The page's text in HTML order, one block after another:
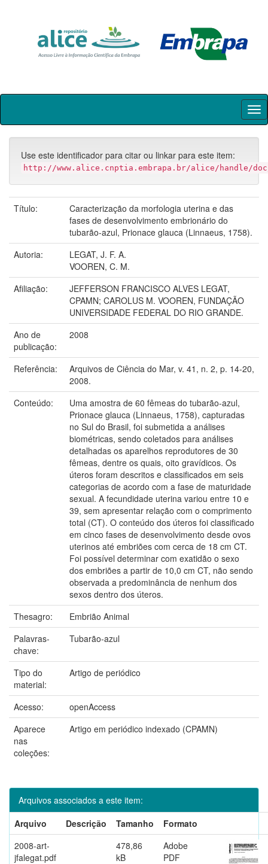
Skip
Use este identificador para citar ou linkar para este item:
http://www.alice.cnptia.embrapa.br/alice/handle/doc/
Título:
Caracterização da morfologia uterina e das
fases de desenvolvimento embrionário do
tubarão-azul, Prionace glauca (Linnaeus, 1758).
Autoria:
LEGAT, J. F. A.
VOOREN, C. M.
Afiliação:
JEFFERSON FRANCISCO ALVES LEGAT,
CPAMN; CAROLUS M. VOOREN, FUNDAÇÃO
UNIVERSIDADE FEDERAL DO RIO GRANDE.
Ano de
publicação:
2008
Referência:
Arquivos de Ciência do Mar, v. 41, n. 2, p. 14-20,
2008.
Conteúdo:
Uma amostra de 60 fêmeas do tubarão-azul,
Prionace glauca (Linnaeus, 1758), capturadas
no Sul do Brasil, foi submetida a análises
biométricas, sendo coletados para análises
detalhadas os aparelhos reprodutores de 30
fêmeas, dentre os quais, oito gravídicos. Os
úteros foram descritos e classificados em seis
categorias de acordo com a fase de maturidade
sexual. A fecundidade uterina variou entre 10 e
39, sem apresentar relação com o comprimento
total (CT). O conteúdo dos úteros foi classificado
em cinco fases de desenvolvimento desde ovos
uterinos até embriões com cerca de 18 cm CT.
Foi possível determinar com exatidão o sexo
dos embriões a partir de 10,0 cm CT, não sendo
observada a predominância de nenhum dos
sexos dentro dos úteros.
Thesagro:
Embrião Animal
Palavras-
chave:
Tubarão-azul
Tipo do
material:
Artigo de periódico
Acesso:
openAccess
Aparece
nas
coleções:
Artigo em periódico indexado (CPAMN)
Arquivos associados a este item:
Arquivo
Descrição Tamanho
Formato
2008-art-
jfalegat.pdf
478,86
kB
Adobe
PDF